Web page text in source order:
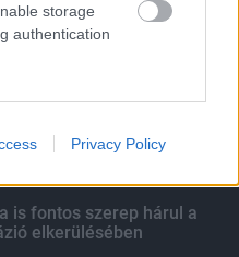
storage
authentication
Privacy Policy
is szakirányú
is fontos szerep hárul a
elkerülésében